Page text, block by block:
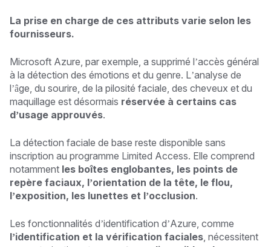
La prise en charge de ces attributs varie selon les
fournisseurs.
Microsoft Azure, par exemple, a supprimé l’accès général
à la détection des émotions et du genre. L’analyse de
l’âge, du sourire, de la pilosité faciale, des cheveux et du
maquillage est désormais réservée à certains cas
d’usage approuvés.
La détection faciale de base reste disponible sans
inscription au programme Limited Access. Elle comprend
notamment les boîtes englobantes, les points de
repère faciaux, l’orientation de la tête, le flou,
l’exposition, les lunettes et l’occlusion.
Les fonctionnalités d’identification d’Azure, comme
l’identification et la vérification faciales , nécessitent